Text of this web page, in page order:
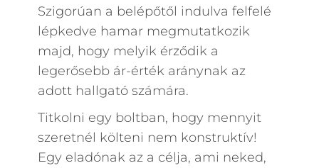
Szigorúan a belépőtől indulva felfelé
lépkedve hamar megmutatkozik
majd, hogy melyik érződik a
legerősebb ár-érték aránynak az
adott hallgató számára.
Titkolni egy boltban, hogy mennyit
szeretnél költeni nem konstruktív!
Egy eladónak az a célja, ami neked,